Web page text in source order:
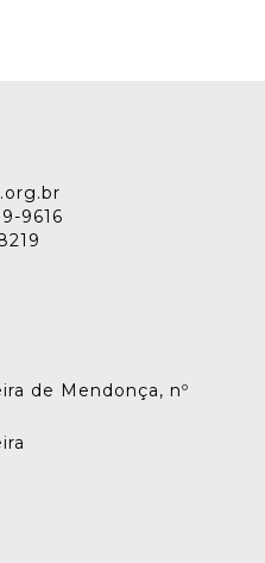
9616
de Mendonça, nº